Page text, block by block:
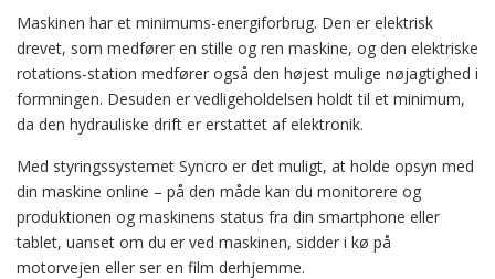
Maskinen har et minimums-energiforbrug. Den er elektrisk
drevet, som medfører en stille og ren maskine, og den elektriske
rotations-station medfører også den højest mulige nøjagtighed i
formningen. Desuden er vedligeholdelsen holdt til et minimum,
da den hydrauliske drift er erstattet af elektronik.
Med styringssystemet Syncro er det muligt, at holde opsyn med
din maskine online – på den måde kan du monitorere og
produktionen og maskinens status fra din smartphone eller
tablet, uanset om du er ved maskinen, sidder i kø på
motorvejen eller ser en film derhjemme.